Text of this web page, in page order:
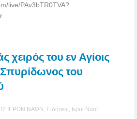
live/PAv3bTR0TVA?
χειρός του εν Αγίοις
του
ΙΕΡΩΝ ΝΑΩΝ Ειδήσεις Ιεροί Ναοί